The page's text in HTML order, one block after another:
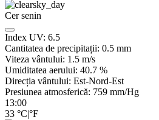
Cer senin
Index UV: 6.5
Cantitatea de precipitații: 0.5 mm
Viteza vântului: 1.5 m/s
Umiditatea aerului: 40.7 %
Direcția vântului: Est-Nord-Est
Presiunea atmosferică: 759 mm/Hg
13:00
33 °C|°F